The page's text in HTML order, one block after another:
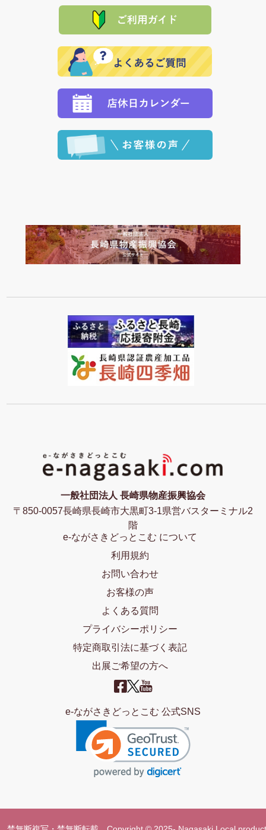
れの生産メーカーからお客様の元へ直送いたしますの
で、 それぞれ個別に送料が必要になります。
品代金を返金いたします。）
その際は誠に申し訳ありませんが、当協会までご注文
願いいたします。
た場合、お客様からの ご入金を確認した後で、商品を
※「クレジットカード」「PayPay」「楽天ペイ」を指
定された場合は、準備出来次第の便にてお送りいたし
ます。 （到着日指定をされている場合は、ご指定の日
程に合わせてお届けいたします。）
一般社団法人 長崎県物産振興協会
〒850-0057長崎県長崎市大黒町3-1県営バスターミナル2
階
e-ながさきどっとこむ について
利用規約
お問い合わせ
お客様の声
よくある質問
プライバシーポリシー
特定商取引法に基づく表記
出展ご希望の方へ
e-ながさきどっとこむ 公式SNS